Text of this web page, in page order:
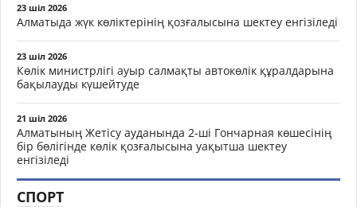
23 шіл 2026
Алматыда жүк көліктерінің қозғалысына шектеу енгізіледі
23 шіл 2026
Көлік министрлігі ауыр салмақты автокөлік құралдарына
бақылауды күшейтуде
21 шіл 2026
Алматының Жетісу ауданында 2-ші Гончарная көшесінің
бір бөлігінде көлік қозғалысына уақытша шектеу
енгізіледі
СПОРТ